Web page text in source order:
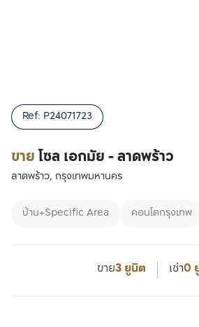
ขายโซล เอกมัย - ลาดพร้าว
Ref: P24071723
ลาดพร้าว, กรุงเทพมหานคร
บ้าน+Specific Area คอนโดกรุงเทพ
ขาย3 ยูนิต เช่า0